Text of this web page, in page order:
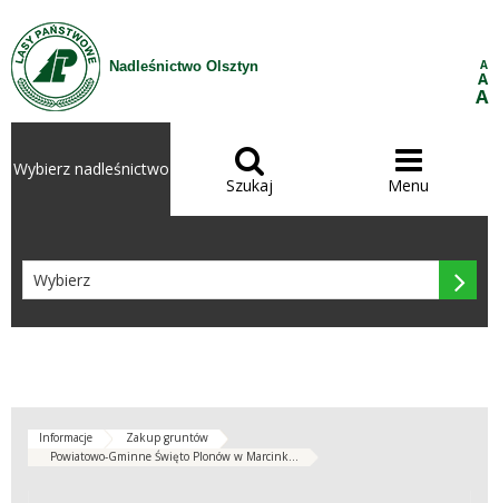
Przejdź do treści
Nadleśnictwo Olsztyn A
A
A
Wybierz nadleśnictwo 
Szukaj

Menu

Informacje
Zakup gruntów
Powiatowo-Gminne Święto Plonów w Marcink...